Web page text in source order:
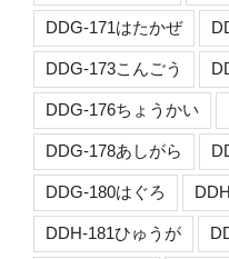
DDG-171はたかぜ
DDG-173こんごう
DDG-176ちょうかい
DDG-178あしがら
DDG-180はぐろ
DDH-181ひゅうが